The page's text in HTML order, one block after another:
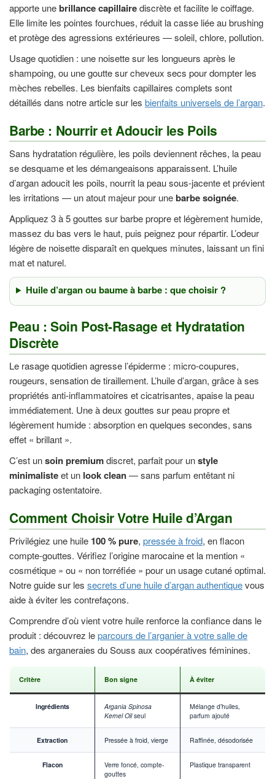
apporte unebrillance capillairediscrète et facilite le coiffage.
Elle limite les pointes fourchues, réduit la casse liée au brushing
et protège des agressions extérieures — soleil, chlore, pollution.
Usage quotidien : une noisette sur les longueurs après le
shampoing, ou une goutte sur cheveux secs pour dompter les
mèches rebelles. Les bienfaits capillaires complets sont
détaillés dans notre article sur les bienfaits universels de l’argan.
Barbe : Nourrir et Adoucir les Poils
Sans hydratation régulière, les poils deviennent rêches, la peau
se desquame et les démangeaisons apparaissent. L’huile
d’argan adoucit les poils, nourrit la peau sous-jacente et prévient
les irritations — un atout majeur pour unebarbe soignée.
Appliquez 3 à 5 gouttes sur barbe propre et légèrement humide,
massez du bas vers le haut, puis peignez pour répartir. L’odeur
légère de noisette disparaît en quelques minutes, laissant un fini
mat et naturel.
Huile d’argan ou baume à barbe : que choisir ?
Peau : Soin Post-Rasage et Hydratation
Discrète
Le rasage quotidien agresse l’épiderme : micro-coupures,
rougeurs, sensation de tiraillement. L’huile d’argan, grâce à ses
propriétés anti-inflammatoires et cicatrisantes, apaise la peau
immédiatement. Une à deux gouttes sur peau propre et
légèrement humide : absorption en quelques secondes, sans
effet « brillant ».
C’est unsoin premiumdiscret, parfait pour unstyle
minimalisteet un look clean— sans parfum entêtant ni
packaging ostentatoire.
Comment Choisir Votre Huile d’Argan
Privilégiez une huile 100 % pure, pressée à froid, en flacon
compte-gouttes. Vérifiez l’origine marocaine et la mention «
cosmétique » ou « non torréfiée » pour un usage cutané optimal.
Notre guide sur les secrets d’une huile d’argan authentiquevous
aide à éviter les contrefaçons.
Comprendre d’où vient votre huile renforce la confiance dans le
produit : découvrez leparcours de l’arganier à votre salle de
bain, des arganeraies du Souss aux coopératives féminines.
Critère Bon signe À éviter
Ingrédients
Argania Spinosa
Kernel Oilseul
Mélange d’huiles,
parfum ajouté
Extraction Pressée à froid, vierge Raffinée, désodorisée
Flacon
Verre foncé, compte-
gouttes
Plastique transparent